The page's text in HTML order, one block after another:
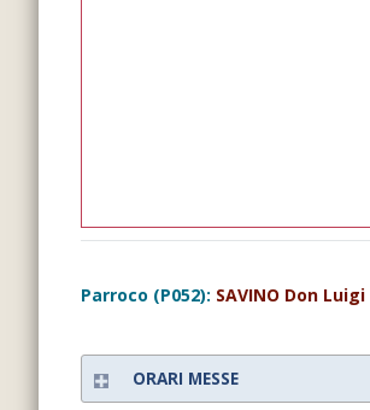
Parroco (P052): SAVINO Don Luigi
ORARI MESSE